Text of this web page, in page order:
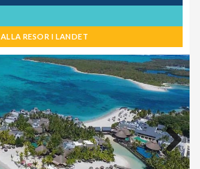
ALLA RESOR I LANDET
Next